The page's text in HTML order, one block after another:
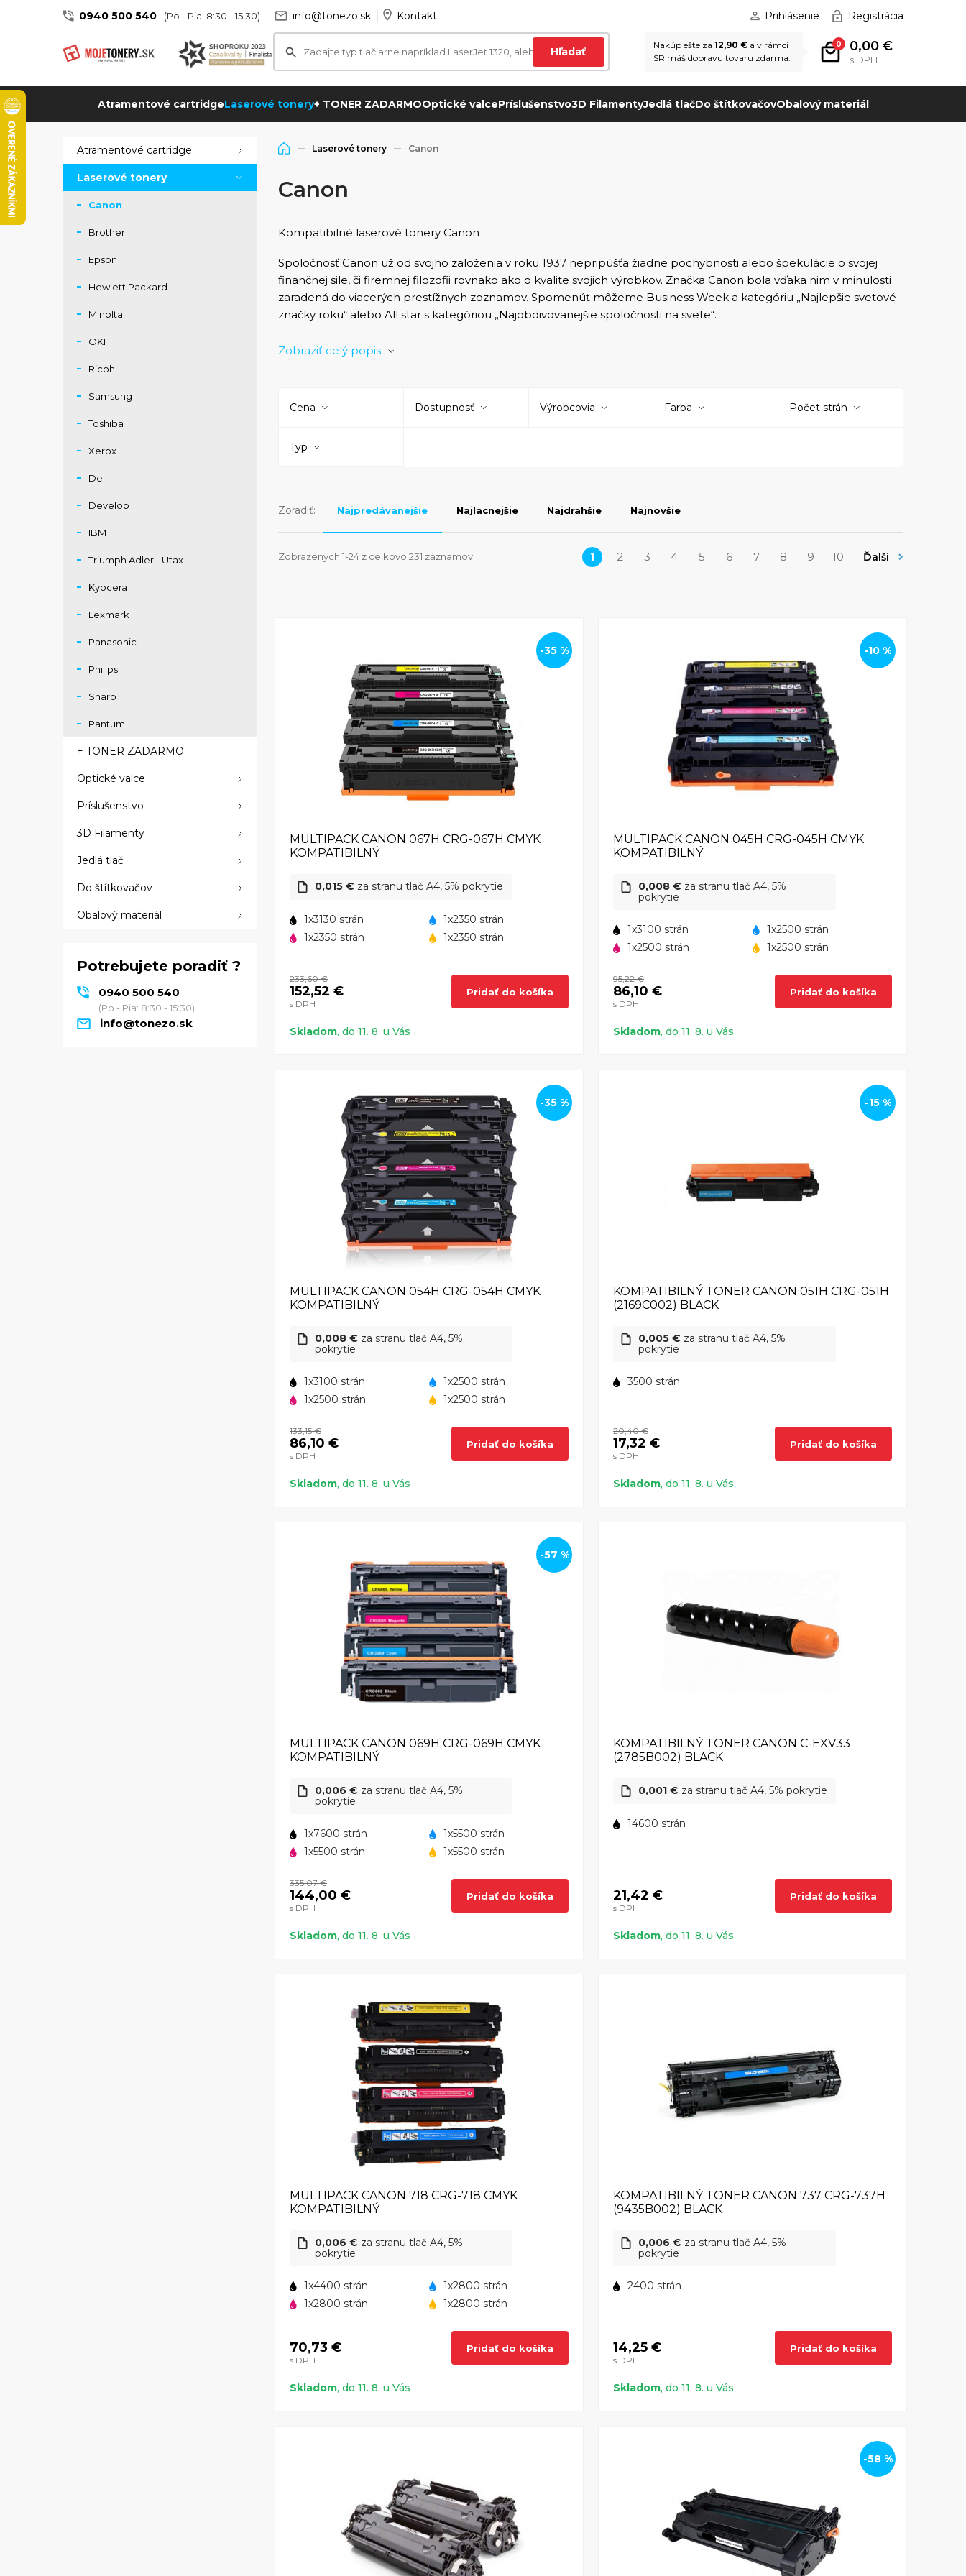
0940 500 540 (Po - Pia: 8:30 - 15:30) info@tonezo.sk Kontakt Prihlásenie Registrácia
Hľadať
0 0,00 €
s DPH
Nakúp ešte za 12,90 € a v rámci
SR máš dopravu tovaru zdarma.
Atramentové cartridgeLaserové tonery+ TONER ZADARMOOptické valcePríslušenstvo3D FilamentyJedlá tlačDo štítkovačovObalový materiál
Atramentové cartridge
Laserové tonery
Canon
Brother
Epson
Hewlett Packard
Minolta
OKI
Ricoh
Samsung
Toshiba
Xerox
Dell
Develop
IBM
Triumph Adler - Utax
Kyocera
Lexmark
Panasonic
Philips
Sharp
Pantum
+ TONER ZADARMO
Optické valce
Príslušenstvo
3D Filamenty
Jedlá tlač
Do štítkovačov
Obalový materiál
Potrebujete poradiť ?
0940 500 540
(Po - Pia: 8:30 - 15:30)
info@tonezo.sk
Laserové tonery Canon
Canon
Kompatibilné laserové tonery Canon
Spoločnosť Canon už od svojho založenia v roku 1937 nepripúšťa žiadne pochybnosti alebo špekulácie o svojej
finančnej sile, či firemnej filozofii rovnako ako o kvalite svojich výrobkov. Značka Canon bola vďaka nim v minulosti
zaradená do viacerých prestížnych zoznamov. Spomenúť môžeme Business Week a kategóriu „Najlepšie svetové
značky roku“ alebo All star s kategóriou „Najobdivovanejšie spoločnosti na svete“.
Laserové tlačiarne Canon
Zobraziť celý popis
Cena Dostupnosť Výrobcovia Farba Počet strán
Typ
Zoradiť: Najpredávanejšie Najlacnejšie Najdrahšie Najnovšie
Zobrazených 1-24 z celkovo 231 záznamov. 1 2 3 4 5 6 7 8 9 10 Ďalší
-35 %
MULTIPACK CANON 067H CRG-067H CMYK
KOMPATIBILNÝ
0,015 € za stranu tlač A4, 5% pokrytie
1x3130 strán
1x2350 strán
1x2350 strán
1x2350 strán
233,60 €
152,52 €
s DPH
Pridať do košíka
Skladom, do 11. 8. u Vás
-10 %
MULTIPACK CANON 045H CRG-045H CMYK
KOMPATIBILNÝ
0,008 € za stranu tlač A4, 5%
pokrytie
1x3100 strán
1x2500 strán
1x2500 strán
1x2500 strán
95,22 €
86,10 €
s DPH
Pridať do košíka
Skladom, do 11. 8. u Vás
-35 %
MULTIPACK CANON 054H CRG-054H CMYK
KOMPATIBILNÝ
0,008 € za stranu tlač A4, 5%
pokrytie
1x3100 strán
1x2500 strán
1x2500 strán
1x2500 strán
133,15 €
86,10 €
s DPH
Pridať do košíka
Skladom, do 11. 8. u Vás
-15 %
KOMPATIBILNÝ TONER CANON 051H CRG-051H
(2169C002) BLACK
0,005 € za stranu tlač A4, 5%
pokrytie
3500 strán
20,40 €
17,32 €
s DPH
Pridať do košíka
Skladom, do 11. 8. u Vás
-57 %
MULTIPACK CANON 069H CRG-069H CMYK
KOMPATIBILNÝ
0,006 € za stranu tlač A4, 5%
pokrytie
1x7600 strán
1x5500 strán
1x5500 strán
1x5500 strán
335,07 €
144,00 €
s DPH
Pridať do košíka
Skladom, do 11. 8. u Vás
KOMPATIBILNÝ TONER CANON C-EXV33
(2785B002) BLACK
0,001 € za stranu tlač A4, 5% pokrytie
14600 strán
21,42 €
s DPH
Pridať do košíka
Skladom, do 11. 8. u Vás
MULTIPACK CANON 718 CRG-718 CMYK
KOMPATIBILNÝ
0,006 € za stranu tlač A4, 5%
pokrytie
1x4400 strán
1x2800 strán
1x2800 strán
1x2800 strán
70,73 €
s DPH
Pridať do košíka
Skladom, do 11. 8. u Vás
KOMPATIBILNÝ TONER CANON 737 CRG-737H
(9435B002) BLACK
0,006 € za stranu tlač A4, 5%
pokrytie
2400 strán
14,25 €
s DPH
Pridať do košíka
Skladom, do 11. 8. u Vás
-58 %